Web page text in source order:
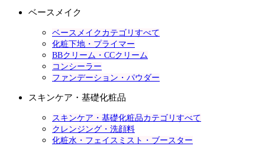
ベースメイク
ベースメイクカテゴリすべて
化粧下地・プライマー
BBクリーム・CCクリーム
コンシーラー
ファンデーション・パウダー
スキンケア・基礎化粧品
スキンケア・基礎化粧品カテゴリすべて
クレンジング・洗顔料
化粧水・フェイスミスト・ブースター